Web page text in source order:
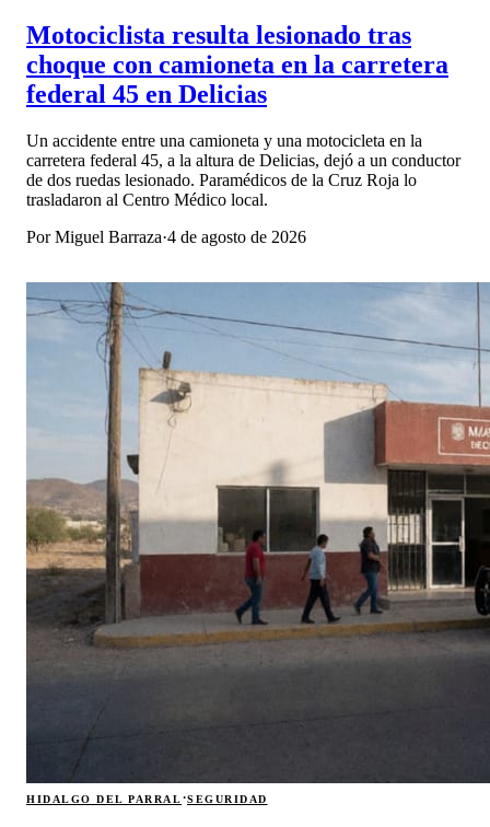
Motociclista resulta lesionado tras
choque con camioneta en la carretera
federal 45 en Delicias
Un accidente entre una camioneta y una motocicleta en la
carretera federal 45, a la altura de Delicias, dejó a un conductor
de dos ruedas lesionado. Paramédicos de la Cruz Roja lo
trasladaron al Centro Médico local.
PorMiguel Barraza·4 de agosto de 2026
HIDALGO DEL PARRAL·SEGURIDAD